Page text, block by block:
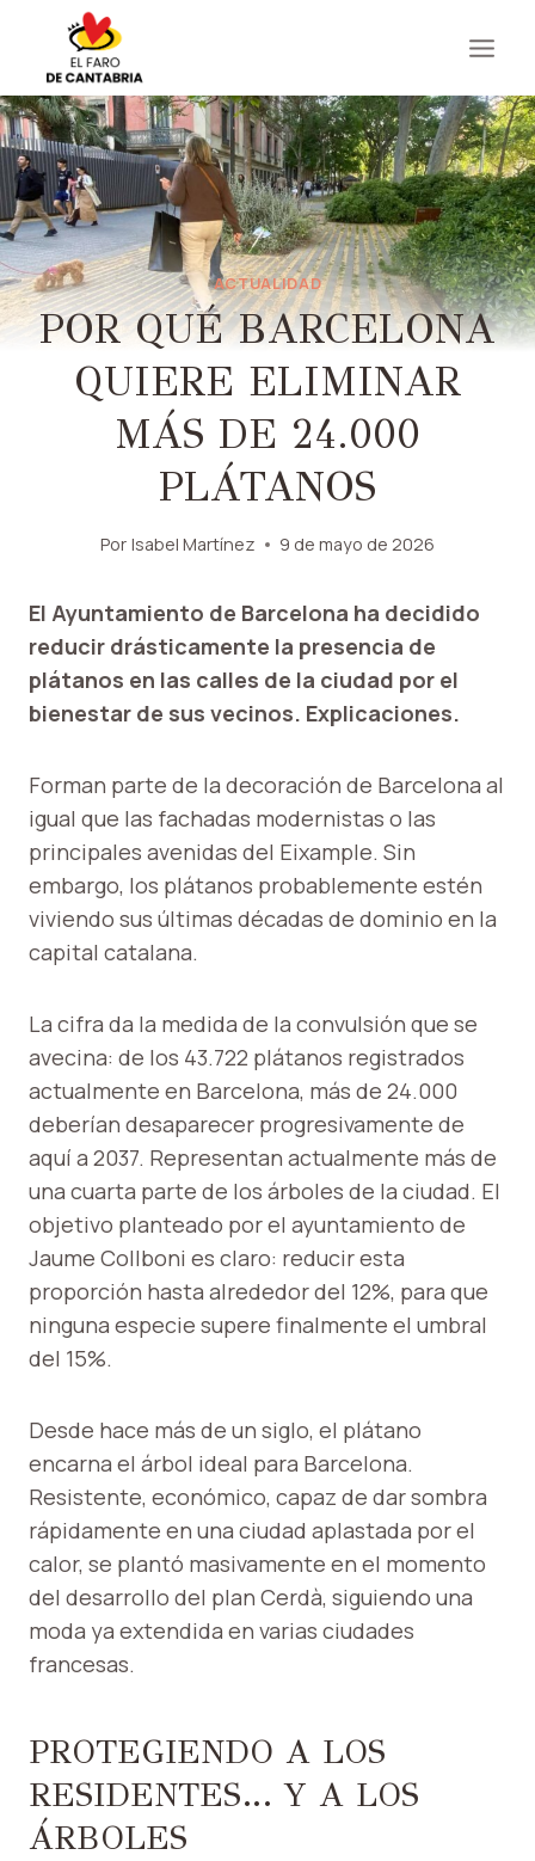
contenido
ACTUALIDAD
POR QUÉ BARCELONA
QUIERE ELIMINAR
MÁS DE 24.000
PLÁTANOS
Por Isabel Martínez 9 de mayo de 2026
El Ayuntamiento de Barcelona ha decidido
reducir drásticamente la presencia de
plátanos en las calles de la ciudad por el
bienestar de sus vecinos. Explicaciones.
Forman parte de la decoración de Barcelona al
igual que las fachadas modernistas o las
principales avenidas del Eixample. Sin
embargo, los plátanos probablemente estén
viviendo sus últimas décadas de dominio en la
capital catalana.
La cifra da la medida de la convulsión que se
avecina: de los 43.722 plátanos registrados
actualmente en Barcelona, ​​más de 24.000
deberían desaparecer progresivamente de
aquí a 2037. Representan actualmente más de
una cuarta parte de los árboles de la ciudad. El
objetivo planteado por el ayuntamiento de
Jaume Collboni es claro: reducir esta
proporción hasta alrededor del 12%, para que
ninguna especie supere finalmente el umbral
del 15%.
Desde hace más de un siglo, el plátano
encarna el árbol ideal para Barcelona.
Resistente, económico, capaz de dar sombra
rápidamente en una ciudad aplastada por el
calor, se plantó masivamente en el momento
del desarrollo del plan Cerdà, siguiendo una
moda ya extendida en varias ciudades
francesas.
PROTEGIENDO A LOS
RESIDENTES… Y A LOS
ÁRBOLES